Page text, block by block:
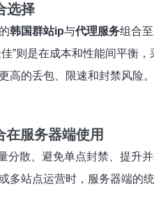
选择
韩国群站ip与代理服务组合
”则是在成本和性能间平衡
高的丢包、限速和封禁风
在服务器端使用
分散、避免单点封禁、提升
多站点运营时，服务器端的